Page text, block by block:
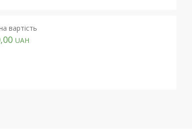
вартість
UAH